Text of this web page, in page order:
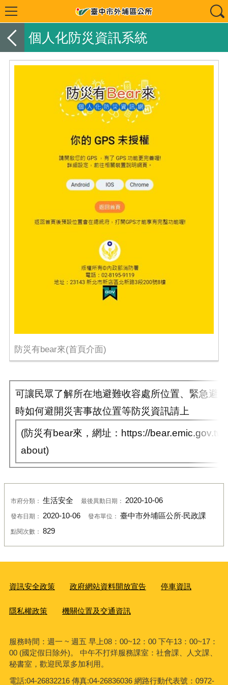
個人化防災資訊系統
防災有bear來(首頁介面)
可讓民眾了解所在地避難收容處所位置、緊急避
時如何避開災害事故位置等防災資訊請上
(防災有bear來，網址：https://
about)
市府分類： 生活安全 最後異動日期： 2020-10-06
發布日期： 2020-10-06 發布單位： 臺中市外埔區公所‧民政課
點閱次數： 829
資訊安全政策 政府網站資料開放宣告 停車資訊
隱私權政策 機關位置及交通資訊
服務時間：週一 ~ 週五 早上08：00~12：00 下午13：00~17：
00 (國定假日除外)。 中午不打烊服務課室：社會課、人文課、
秘書室，歡迎民眾多加利用。
電話:04-26832216 傳真:04-26836036 網路行動代表號：0972-